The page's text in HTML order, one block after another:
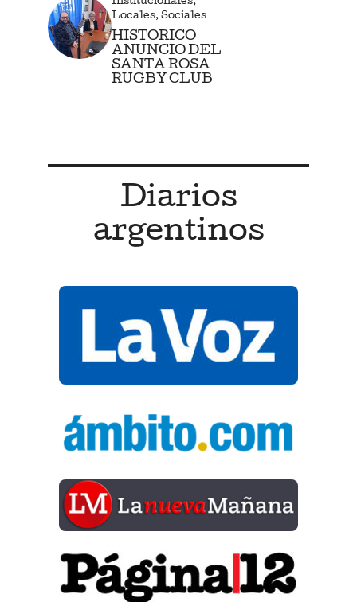
Locales, Sociales
HISTORICO
ANUNCIO DEL
SANTA ROSA
RUGBY CLUB
Diarios
argentinos